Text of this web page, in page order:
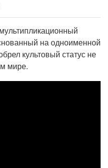
на одноименной
культовый статус не
мире.